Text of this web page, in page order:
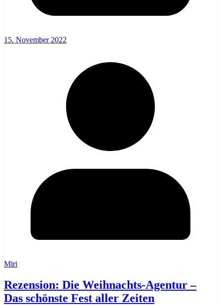
15. November 2022
Miri
Rezension: Die Weihnachts-Agentur –
Das schönste Fest aller Zeiten